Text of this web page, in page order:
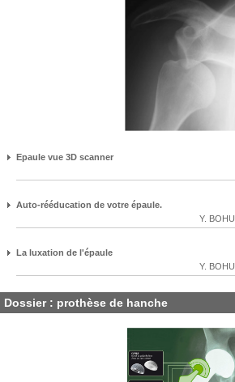
Epaule vue 3D scanner
Auto-rééducation de votre épaule.
Y. BOHU
La luxation de l'épaule
Y. BOHU
Dossier : prothèse de hanche